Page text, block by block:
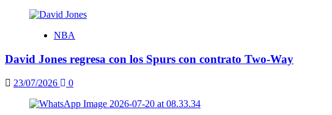
NBA
David Jones regresa con los Spurs con contrato Two-Way
23/07/2026 0